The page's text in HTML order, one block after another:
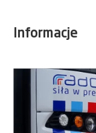
Informacje